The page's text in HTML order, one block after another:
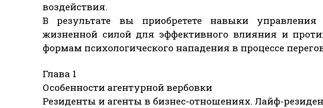
воздействия.
В результате вы приобретете навыки управления
жизненной силой для эффективного влияния и
формам психологического нападения в процессе
Глава 1
Особенности агентурной вербовки
Резиденты и агенты в бизнес-отношениях. Лайф-